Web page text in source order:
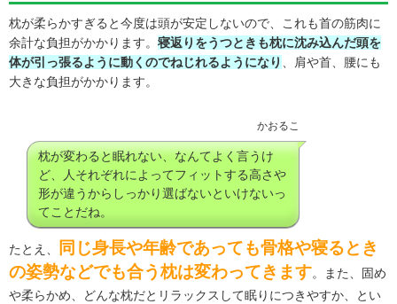
枕が柔らかすぎると今度は頭が安定しないので、これも首の筋肉に
余計な負担がかかります。 寝返りをうつときも枕に沈み込んだ頭を
体が引っ張るように動くのでねじれるようになり
、肩や首、腰にも
大きな負担がかかります。
かおるこ
枕が変わると眠れない、なんてよく言うけ
ど、人それぞれによってフィットする高さや
形が違うからしっかり選ばないといけないっ
てことだね。
たとえ、
同じ身長や年齢であっても骨格や寝るとき
の姿勢などでも合う枕は変わってきます。また、固め
や柔らかめ、どんな枕だとリラックスして眠りにつきやすか、とい